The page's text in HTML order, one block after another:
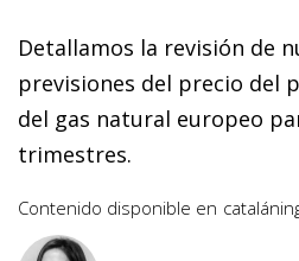
Detallamos la revisión de
previsiones del precio del
del gas natural europeo
trimestres.
Contenido disponible en catalán